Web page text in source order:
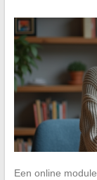
Een online